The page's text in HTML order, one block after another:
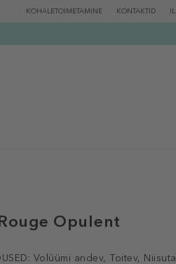
KOHALETOIMETAMINE KONTAKTID
Opulent
Volüümi andev, Toitev,